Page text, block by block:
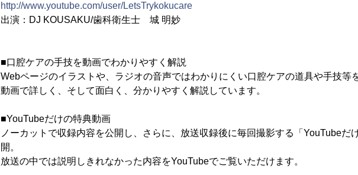
http://www.youtube.com/user/LetsTrykokucare
出演：DJ KOUSAKU/歯科衛生士 城 明妙
■口腔ケアの手技を動画でわかりやすく解説
Webページのイラストや、ラジオの音声ではわかりにくい口腔ケアの道具や手技等
動画で詳しく、そして面白く、分かりやすく解説しています。
■YouTubeだけの特典動画
ノーカットで収録内容を公開し、さらに、放送収録後に毎回撮影する「YouTubeだ
開。
放送の中では説明しきれなかった内容をYouTubeでご覧いただけます。